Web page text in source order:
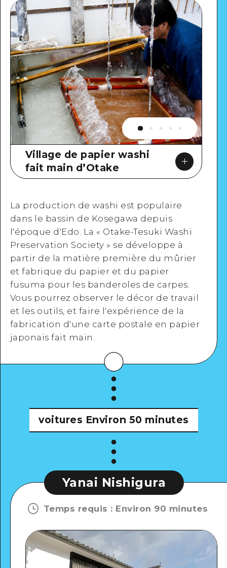
Village de papier washi
fait main d’Otake
Google Maps
Voir en détail
La production de washi est populaire
dans le bassin de Kosegawa depuis
l'époque d'Edo. La « Otake-Tesuki Washi
Preservation Society » se développe à
partir de la matière première du mûrier
et fabrique du papier et du papier
fusuma pour les banderoles de carpes.
Vous pourrez observer le décor de travail
et les outils, et faire l'expérience de la
fabrication d'une carte postale en papier
japonais fait main.
voitures Environ 50 minutes
Yanai Nishigura
Temps requis : Environ 90 minutes